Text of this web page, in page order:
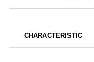
CHARACTERISTIC